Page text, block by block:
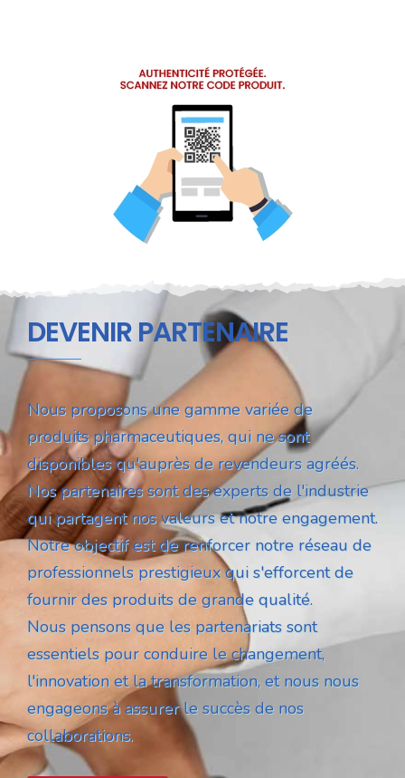
DEVENIR PARTENAIRE
Nous proposons une gamme variée de
produits pharmaceutiques, qui ne sont
disponibles qu'auprès de revendeurs agréés.
Nos partenaires sont des experts de l'industrie
qui partagent nos valeurs et notre engagement.
Notre objectif est de renforcer notre réseau de
professionnels prestigieux qui s'efforcent de
fournir des produits de grande qualité.
Nous pensons que les partenariats sont
essentiels pour conduire le changement,
l'innovation et la transformation, et nous nous
engageons à assurer le succès de nos
collaborations.